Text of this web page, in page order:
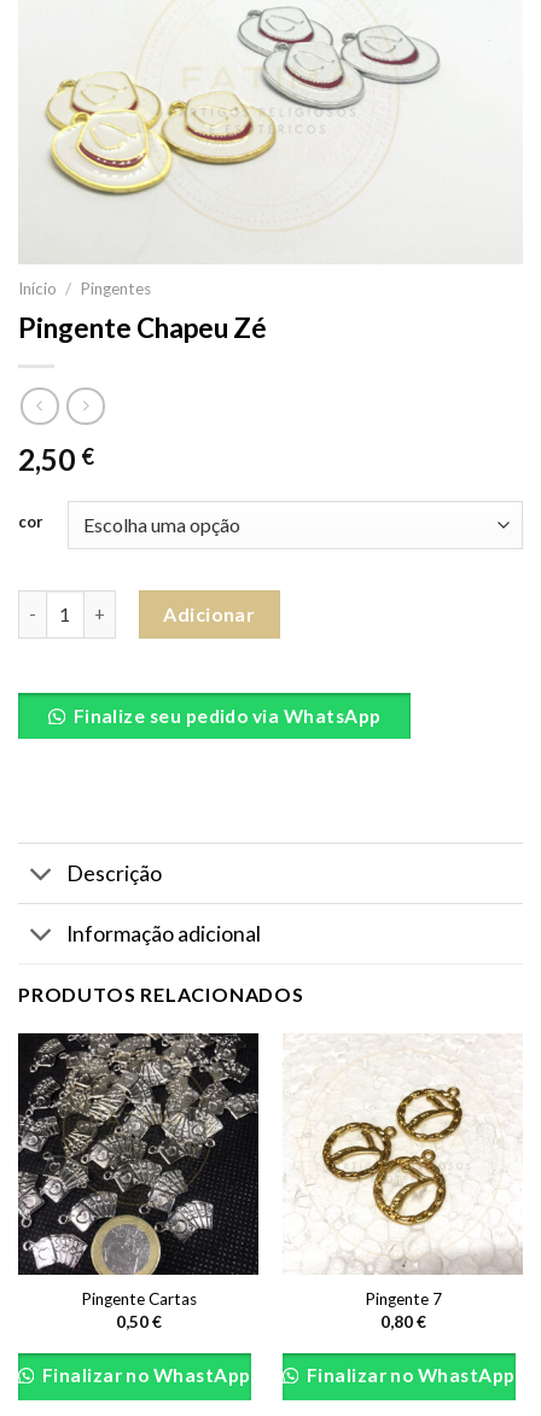
Início / Pingentes
Pingente Chapeu Zé
2,50 €
cor
Adicionar
Finalize seu pedido via WhatsApp
Descrição
Informação adicional
PRODUTOS RELACIONADOS
Pingente Cartas
0,50€
Finalizar no WhastApp
Pingente 7
0,80€
Finalizar no WhastApp